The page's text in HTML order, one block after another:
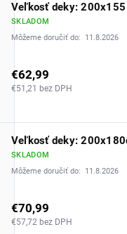
Veľkosť deky:
SKLADOM
Môžeme doručiť do:
11.8.2026
€62,99
€51,21 bez DPH
Veľkosť deky:
SKLADOM
Môžeme doručiť do:
11.8.2026
€70,99
€57,72 bez DPH